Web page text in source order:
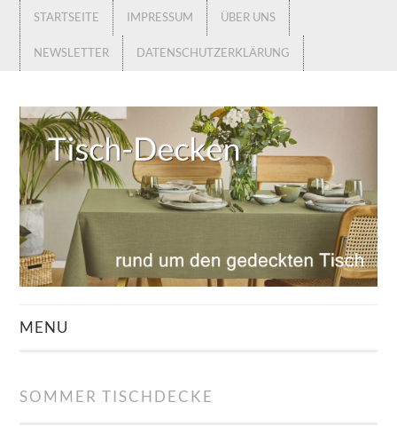
STARTSEITE IMPRESSUM ÜBER UNS
NEWSLETTER DATENSCHUTZERKLÄRUNG
MENU
SOMMER TISCHDECKE